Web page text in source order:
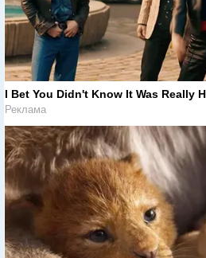
I Bet You Didn't Know It Was Really
Реклама